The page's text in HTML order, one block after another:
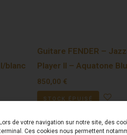
de votre navigation sur notre site, des
Ces cookies nous permettent
blanc
Guitare FENDER –
Player II – Aquatone
850,00 €
STOCK ÉPUISÉ